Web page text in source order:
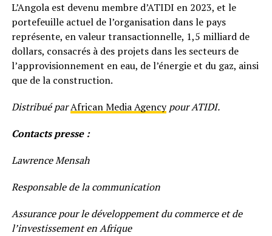
L’Angola est devenu membre d’ATIDI en 2023, et le
portefeuille actuel de l’organisation dans le pays
représente, en valeur transactionnelle, 1,5 milliard de
dollars, consacrés à des projets dans les secteurs de
l’approvisionnement en eau, de l’énergie et du gaz, ainsi
que de la construction.
Distribué parAfrican Media Agencypour ATIDI.
Contacts presse :
Lawrence Mensah
Responsable de la communication
Assurance pour le développement du commerce et de
l’investissement en Afrique